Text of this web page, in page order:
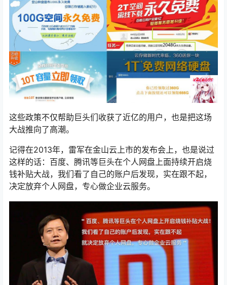
这些政策不仅帮助巨头们收获了近亿的用户，也是把这场
大战推向了高潮。
记得在2013年，雷军在金山云上市的发布会上，也是说过
这样的话：百度、腾讯等巨头在个人网盘上面持续开启烧
钱补贴大战，我们看了自己的账户后发现，实在跟不起，
决定放弃个人网盘，专心做企业云服务。